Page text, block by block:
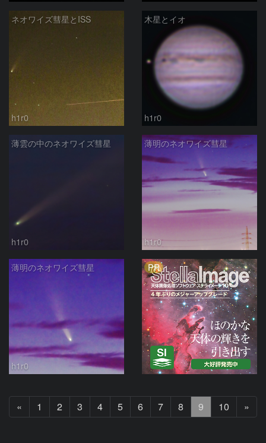
ネオワイズ彗星とISS
h1r0
木星とイオ
h1r0
薄雲の中のネオワイズ彗星
h1r0
薄明のネオワイズ彗星
h1r0
薄明のネオワイズ彗星
h1r0
PR
«
へ
1 2 3 4 5 6 7 8 9 10 »
へ